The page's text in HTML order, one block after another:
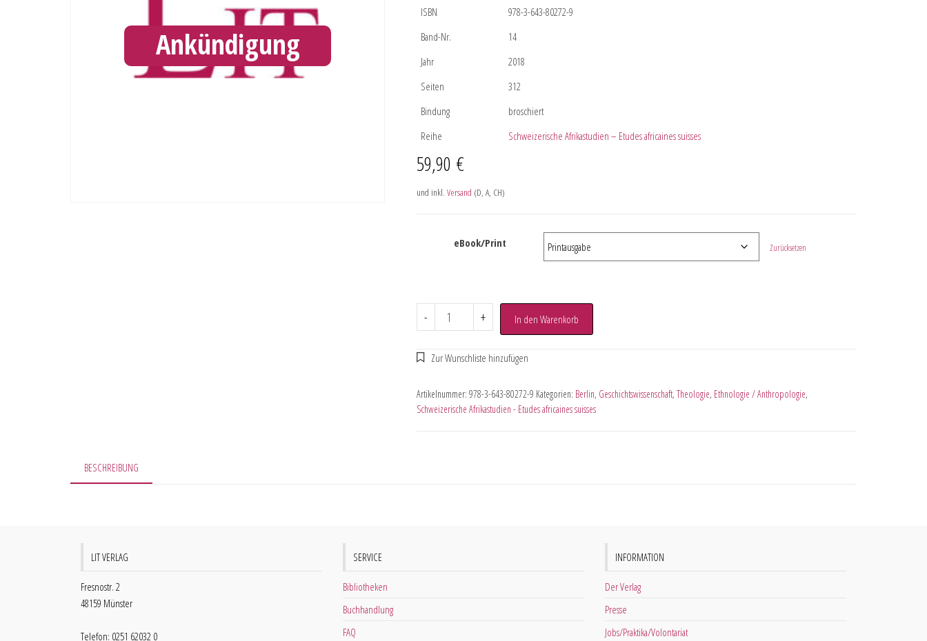
Ankündigung
ISBN
978-3-643-80272-9
Band-Nr.
14
Jahr
2018
Seiten
312
Bindung
broschiert
Reihe
Schweizerische Afrikastudien – Etudes africaines suisses
59,90 €
und inkl. Versand (D, A, CH)
eBook/Print Zurücksetzen
- + In den Warenkorb
Artikelnummer: 978-3-643-80272-9 Kategorien: Berlin, Geschichtswissenschaft, Theologie, Ethnologie / Anthropologie,
Schweizerische Afrikastudien - Etudes africaines suisses
BESCHREIBUNG
LIT VERLAG
Fresnostr. 2
48159 Münster
Telefon: 0251 62032 0
SERVICE
Bibliotheken
Buchhandlung
FAQ
INFORMATION
Der Verlag
Presse
Jobs/Praktika/Volontariat